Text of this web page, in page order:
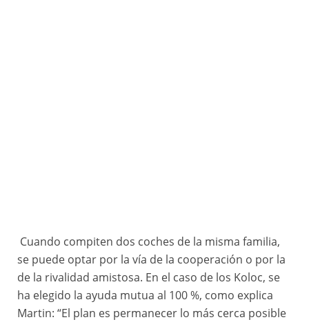
310 KOLOC Aliyyah (syc), DUPLE Stéphane (fra), Buggyra ZM Racing, Buggyra Can-Am DV21, FIA W2RC, action during the Prologue of the 2023 Abu Dhabi Desert Challenge, 2nd round of the 2023 W2RC season, on February 26, 2023 in Al Dhannah, Abu Dhabi © A.S.O/DPPI/J.Delfosse
Cuando compiten dos coches de la misma familia,
se puede optar por la vía de la cooperación o por la
de la rivalidad amistosa. En el caso de los Koloc, se
ha elegido la ayuda mutua al 100 %, como explica
Martin: “El plan es permanecer lo más cerca posible